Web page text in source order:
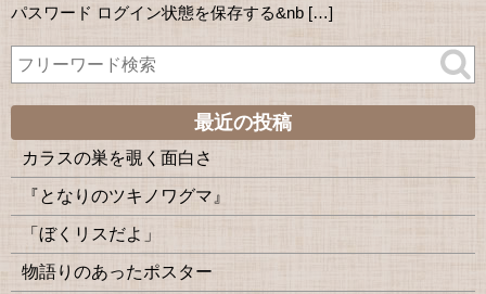
パスワード ログイン状態を保存する&nb […]
最近の投稿
カラスの巣を覗く面白さ
『となりのツキノワグマ』
「ぼくリスだよ」
物語りのあったポスター